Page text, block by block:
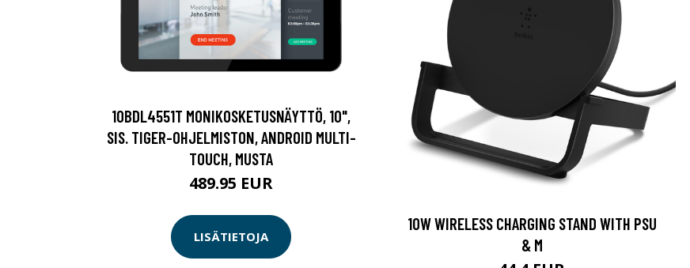
10BDL4551T MONIKOSKETUSNÄYTTÖ, 10",
SIS. TIGER-OHJELMISTON, ANDROID MULTI-
TOUCH, MUSTA
489.95 EUR
LISÄTIETOJA
10W WIRELESS CHARGING STAND WITH PSU
& M